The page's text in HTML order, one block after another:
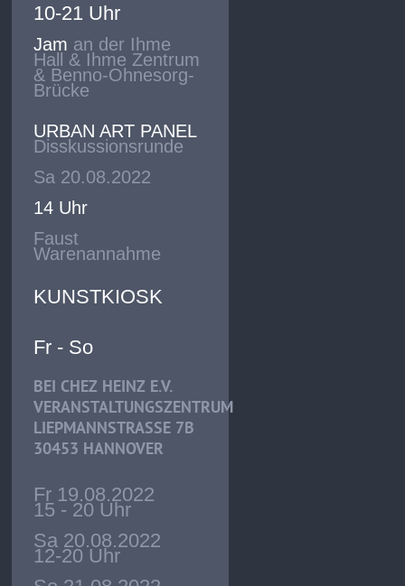
10-21 Uhr
Jam an der Ihme
Hall & Ihme Zentrum
& Benno-Ohnesorg-
Brücke
URBAN ART PANEL
Disskussionsrunde
Sa 20.08.2022
14 Uhr
Faust
Warenannahme
KUNSTKIOSK
Fr - So
BEI CHEZ HEINZ E.V.
VERANSTALTUNGSZENTRUM
LIEPMANNSTRASSE 7B
30453 HANNOVER
Fr 19.08.2022
15 - 20 Uhr
Sa 20.08.2022
12-20 Uhr